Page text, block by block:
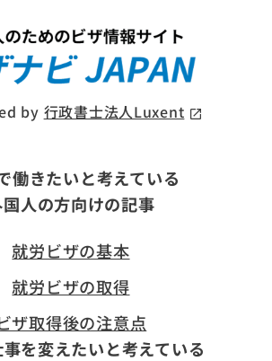
by 行政書士法人Luxent
働きたいと考えている
人の方向けの記事
就労ビザの基本
就労ビザの取得
ザ取得後の注意点
を変えたいと考えている